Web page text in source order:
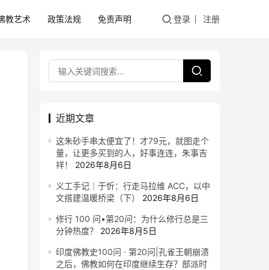
教艺术 政策法规 免责声明 登录 注册
近期文章
这朱砂手串太便宜了！才79元，就图走个
量，让更多买到的人，好事连连，朱事吉
祥！
2026年8月6日
义工手记｜于忻：行走马拉维 ACC，以中
文搭建温暖桥梁（下）
2026年8月6日
修行 100 问•第20问：为什么修行总是三
分钟热度？
2026年8月5日
印度佛教史100问 · 第20问|孔雀王朝崩溃
之后，佛教如何在印度继续生存？部派时